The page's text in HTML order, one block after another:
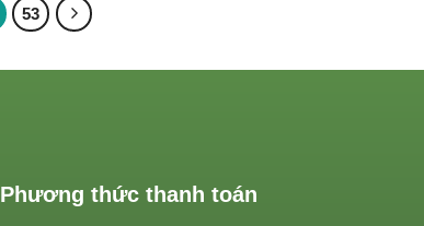
53
Phương thức thanh toán